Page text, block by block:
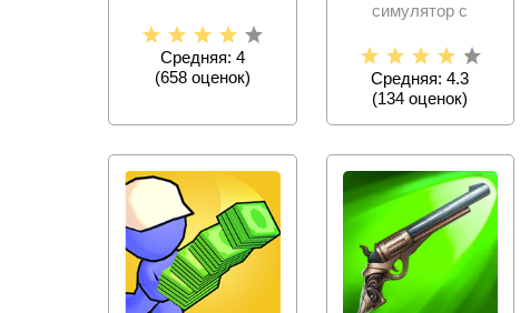
популярной
социальной сети
Средняя: 4
(658оценок)
симулятор с
множеством
вариантов для
тюнинга
Средняя: 4.3
(134 оценок)